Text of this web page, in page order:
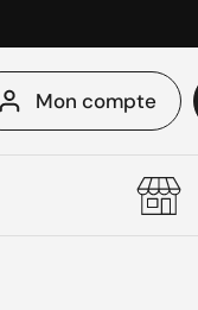
Mon compte